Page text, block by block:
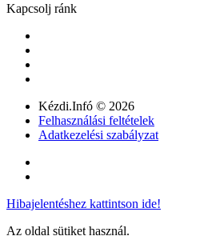
Kapcsolj ránk
Kézdi.Infó © 2026
Felhasználási feltételek
Adatkezelési szabályzat
Hibajelentéshez kattintson ide!
Az oldal sütiket használ.